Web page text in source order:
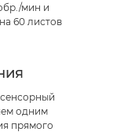
мин и
60 листов
одним
прямого